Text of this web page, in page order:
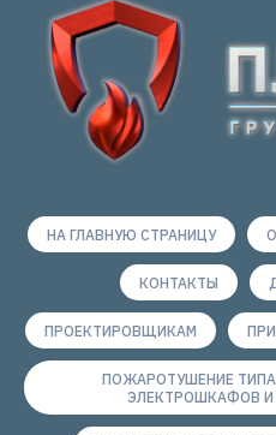
НА ГЛАВНУЮ СТРАНИЦУ
КОНТАКТЫ
ПРОЕКТИРОВЩИКАМ
ПОЖАРОТУШЕНИЕ
ЭЛЕКТРОШКАФОВ